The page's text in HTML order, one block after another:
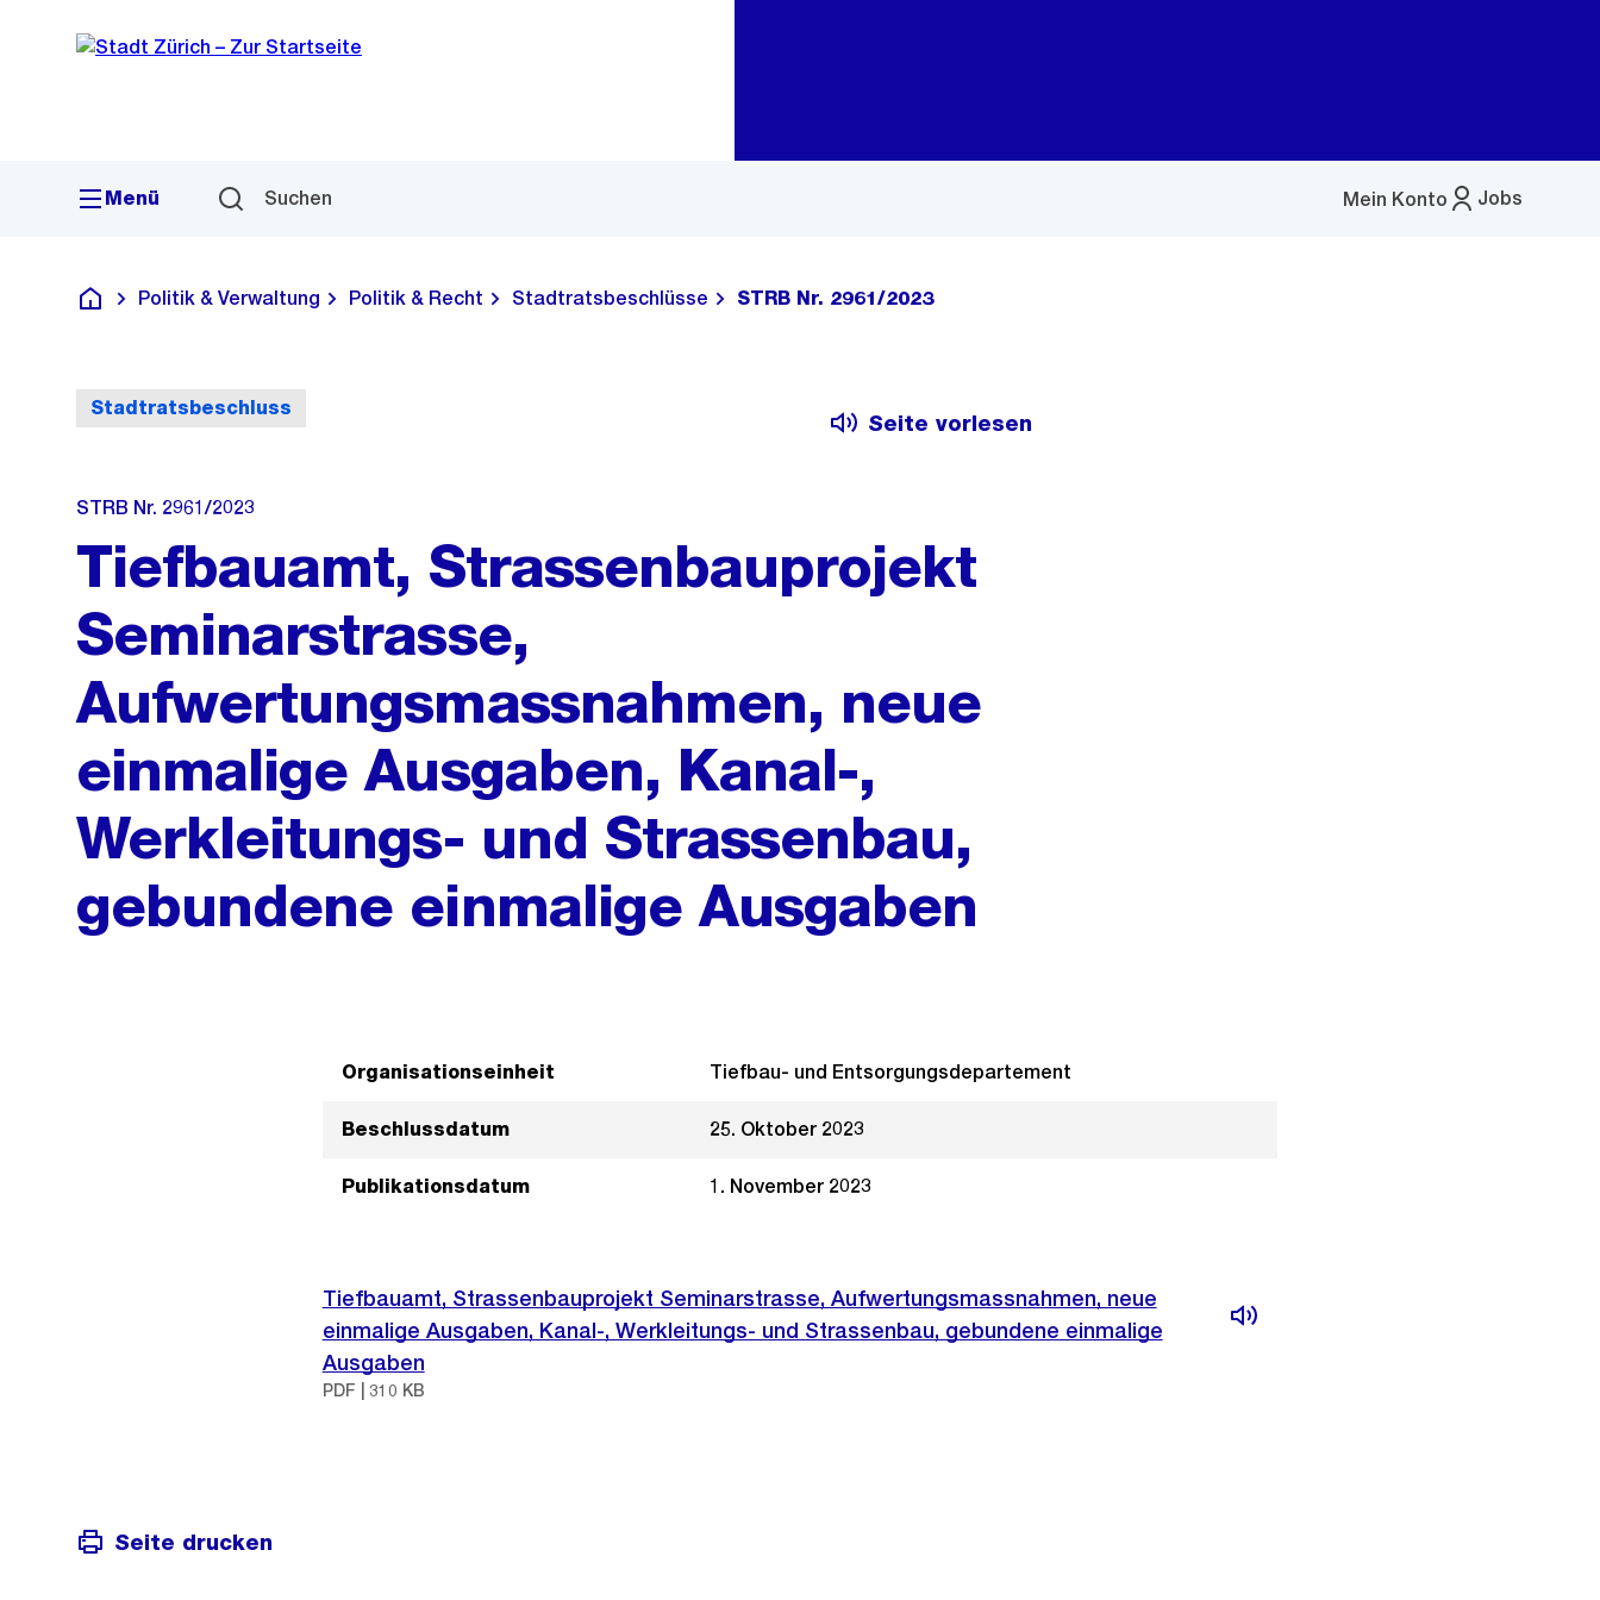
Navigation
Sprunglink
Menü Suchen Jobs
Mein Konto
Menü
Deutsch
Politik & Verwaltung Politik & Recht Stadtratsbeschlüsse STRB Nr. 2961/2023
Stadtratsbeschluss
Seite vorlesen
STRB Nr. 2961/2023
Tiefbauamt, Strassenbauprojekt
Seminarstrasse,
Aufwertungsmassnahmen, neue
einmalige Ausgaben, Kanal-,
Werkleitungs- und Strassenbau,
gebundene einmalige Ausgaben
Organisationseinheit Tiefbau- und Entsorgungsdepartement
Beschlussdatum 25. Oktober 2023
Publikationsdatum 1. November 2023
Tiefbauamt, Strassenbauprojekt Seminarstrasse, Aufwertungsmassnahmen, neue
einmalige Ausgaben, Kanal-, Werkleitungs- und Strassenbau, gebundene einmalige
Ausgaben
PDF | 310 KB
Seite drucken